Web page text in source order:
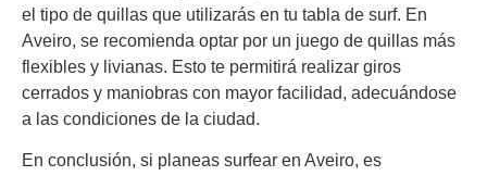
el tipo de quillas que utilizarás en tu tabla de surf. En
Aveiro, se recomienda optar por un juego de quillas más
flexibles y livianas. Esto te permitirá realizar giros
cerrados y maniobras con mayor facilidad, adecuándose
a las condiciones de la ciudad.
En conclusión, si planeas surfear en Aveiro, es